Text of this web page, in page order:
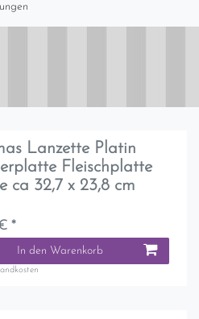
Lanzette Platin
Fleischplatte
ca 32,7 x 23,8 cm
*
In den Warenkorb